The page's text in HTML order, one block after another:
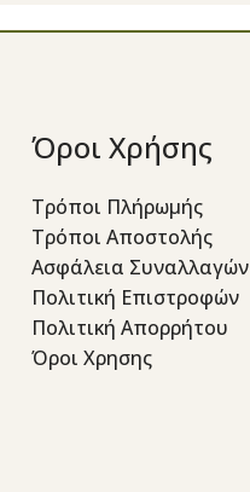
Όροι Χρήσης
Τρόποι Πλήρωμής
Τρόποι Αποστολής
Ασφάλεια Συναλλαγών
Πολιτική Επιστροφών
Πολιτική Απορρήτου
Όροι Χρησης